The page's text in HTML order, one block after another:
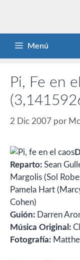
Menú
Pi, Fe en
2 Dic 2007 por
Reparto: Sean
Margolis (Sol
Pamela Hart
Cohen)
Guión: Darren
Música Original:
Fotografía: